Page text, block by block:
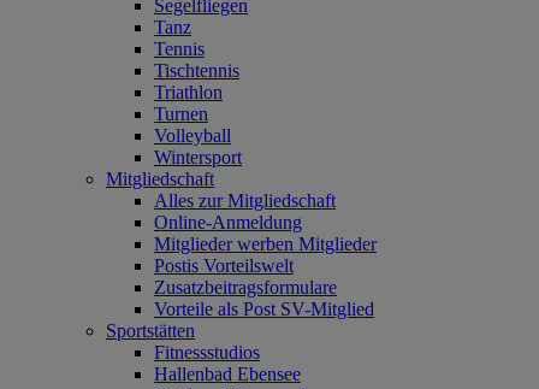
Segelfliegen
Tanz
Tennis
Tischtennis
Triathlon
Turnen
Volleyball
Wintersport
Mitgliedschaft
Alles zur Mitgliedschaft
Online-Anmeldung
Mitglieder werben Mitglieder
Postis Vorteilswelt
Zusatzbeitragsformulare
Vorteile als Post SV-Mitglied
Sportstätten
Fitnessstudios
Hallenbad Ebensee